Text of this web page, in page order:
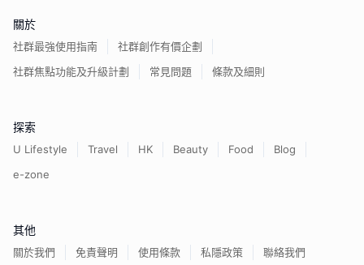
關於
社群最強使用指南
社群創作有價企劃
社群焦點功能及升級計劃
常見問題 條款及細則
探索
U Lifestyle Travel HK Beauty Food
Blog
e-zone
其他
關於我們 免責聲明 使用條款 私隱政策 聯絡我們